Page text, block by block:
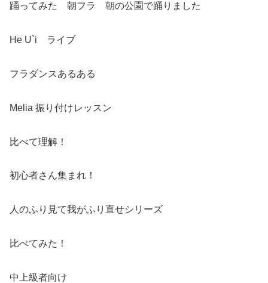
踊ってみた 朝フラ 朝の公園で踊りました
He U`i ライブ
フラダンスあるある
Melia 振り付けレッスン
比べて理解！
初心者さん集まれ！
人のふり見て我がふり直せシリーズ
比べてみた！
中上級者向け